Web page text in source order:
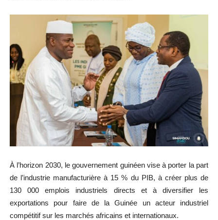
À l’horizon 2030, le gouvernement guinéen vise à porter la part
de l’industrie manufacturière à 15 % du PIB, à créer plus de
130 000 emplois industriels directs et à diversifier les
exportations pour faire de la Guinée un acteur industriel
compétitif sur les marchés africains et internationaux.